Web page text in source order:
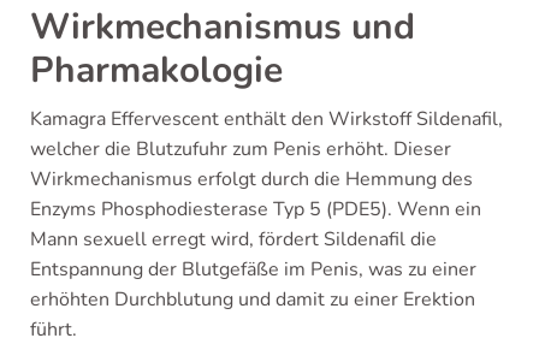
Wirkmechanismus und
Pharmakologie
Kamagra Effervescent enthält den Wirkstoff Sildenafil,
welcher die Blutzufuhr zum Penis erhöht. Dieser
Wirkmechanismus erfolgt durch die Hemmung des
Enzyms Phosphodiesterase Typ 5 (PDE5). Wenn ein
Mann sexuell erregt wird, fördert Sildenafil die
Entspannung der Blutgefäße im Penis, was zu einer
erhöhten Durchblutung und damit zu einer Erektion
führt.